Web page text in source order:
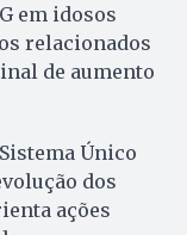
em idosos
relacionados
de aumento
Único
dos
ações